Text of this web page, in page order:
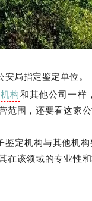
局指定鉴定单位。
构和其他公司一样
围，还要看这家
定机构与其他机
在该领域的专业性